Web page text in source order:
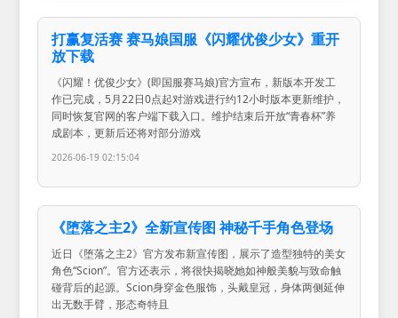
打赢复活赛 赛马娘国服《闪耀优俊少女》重开
放下载
《闪耀！优俊少女》(即国服赛马娘)官方宣布，新版本开发工
作已完成，5月22日0点起对游戏进行约12小时版本更新维护，
同时恢复官网的客户端下载入口。维护结束后开放“青春杯”养
成剧本，更新后还将对部分游戏
2026-06-19 02:15:04
《堕落之主2》全新宣传图 神秘千手角色登场
近日《堕落之主2》官方发布新宣传图，展示了造型独特的美女
角色“Scion”。官方还表示，将很快揭晓她如神般美貌与致命触
碰背后的起源。Scion身穿金色服饰，头戴皇冠，身体两侧延伸
出无数手臂，形态奇特且